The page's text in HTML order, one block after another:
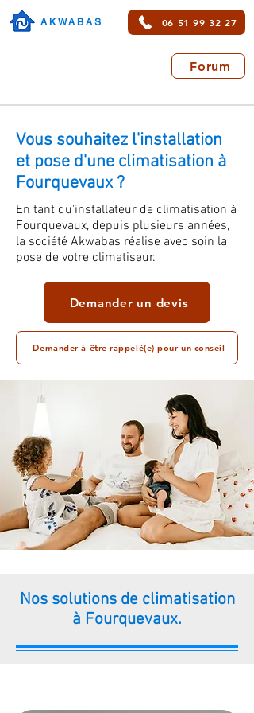
AKWABAS 06 51 99 32 27
Forum
Vous souhaitez l'installation
et pose d'une climatisation à
Fourquevaux ?
En tant qu'installateur de climatisation à
Fourquevaux, depuis plusieurs années,
la société Akwabas réalise avec soin la
pose de votre climatiseur.
Demander un devis
Demander à être rappelé(e) pour un conseil
Nos solutions de climatisation
à Fourquevaux.